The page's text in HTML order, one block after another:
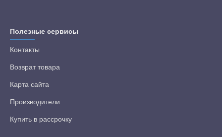
Полезные сервисы
Контакты
Возврат товара
Карта сайта
Производители
Купить в рассрочку